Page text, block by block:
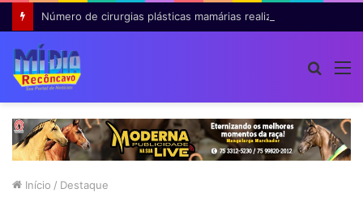
Início / Destaque